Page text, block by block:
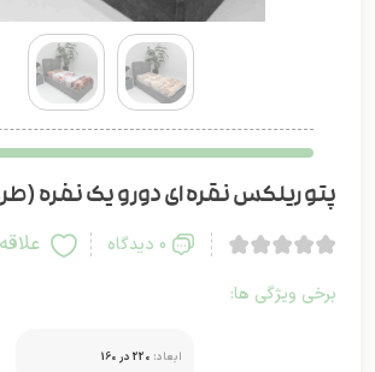
پتو ریلکس نقره ای دورو یک نفره (طرح
0 دیدگاه
برخی ویژگی ها:
ابعاد: 220 در 160